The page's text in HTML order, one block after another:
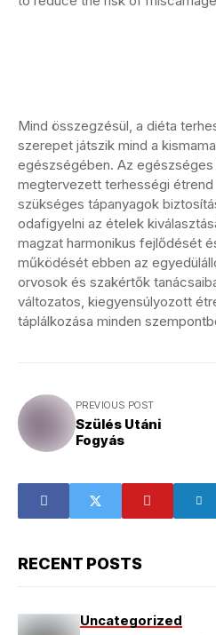
Mind összegzésül, a diéta
szerepet játszik mind a
egészségében. Az
megtervezett terhességi
szükséges tápanyagok
odafigyelni az ételek
magzat harmonikus fejlődését
működését ebben az
orvosok és szakértők
változatos, kiegyensúlyozott
táplálkozása minden
PREVIOUS POST
Szülés Utáni
Fogyás
RECENT POSTS
Uncategorized